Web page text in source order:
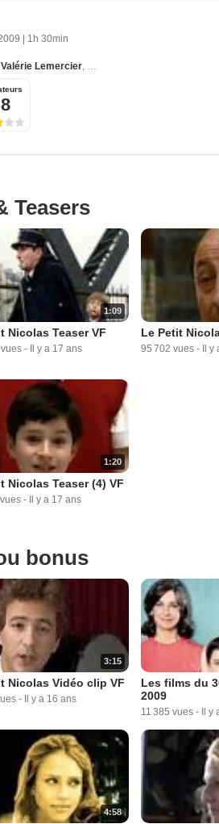
1h 30min
Valérie Lemercier, Kad Merad
Teasers
1:09
Nicolas Teaser VF
- Il y a 17 ans
Le Petit
95 702 vues - Il
1:20
Nicolas Teaser (4) VF
- Il y a 17 ans
bonus
3:15
Nicolas Vidéo clip VF
- Il y a 16 ans
Les films du
2009
11 385 vues - Il y
4:58